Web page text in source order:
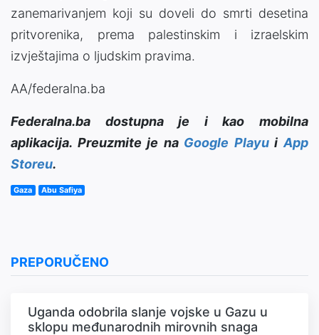
zanemarivanjem koji su doveli do smrti desetina
pritvorenika, prema palestinskim i izraelskim
izvještajima o ljudskim pravima.
AA/federalna.ba
Federalna.ba dostupna je i kao mobilna
aplikacija. Preuzmite je na Google PlayuiApp
Storeu.
Gaza Abu Safiya
PREPORUČENO
Uganda odobrila slanje vojske u Gazu u
sklopu međunarodnih mirovnih snaga